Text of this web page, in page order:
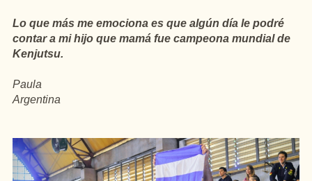
Lo que más me emociona es que algún día le podré
contar a mi hijo que mamá fue campeona mundial de
Kenjutsu.
Paula
Argentina